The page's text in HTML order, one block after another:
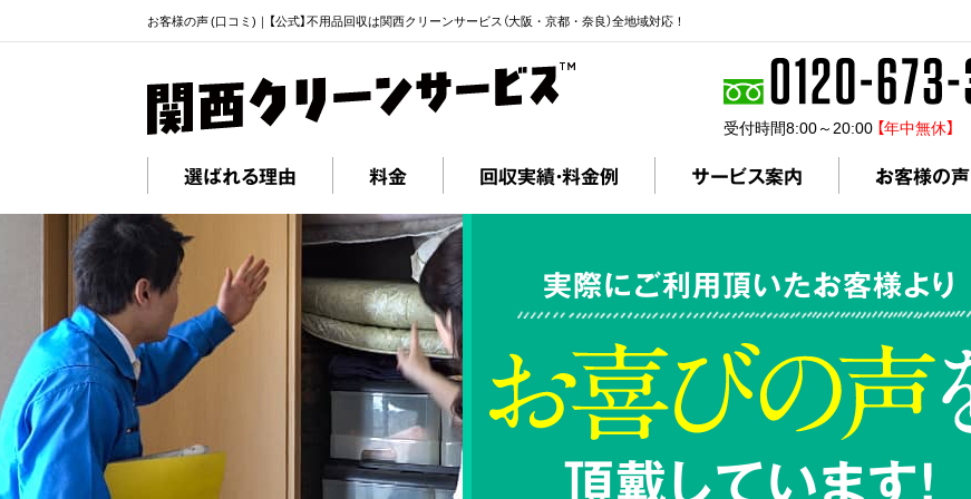
お客様の声 (口コミ)｜【公式】不用品回収は関西クリーンサービス（大阪・京都・奈良）全地域対応！
受付時間8:00～20:00 【年中無休】
選ばれる理由 料金 回収実績・料金例 サービス案内 お客様の声
実際にご利用頂いたお客様より
頂戴しています!